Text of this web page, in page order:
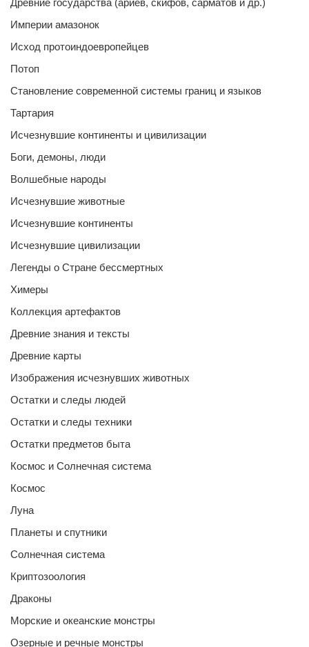
Древние государства (ариев, скифов, сарматов и др.)
Империи амазонок
Исход протоиндоевропейцев
Потоп
Становление современной системы границ и языков
Тартария
Исчезнувшие континенты и цивилизации
Боги, демоны, люди
Волшебные народы
Исчезнувшие животные
Исчезнувшие континенты
Исчезнувшие цивилизации
Легенды о Стране бессмертных
Химеры
Коллекция артефактов
Древние знания и тексты
Древние карты
Изображения исчезнувших животных
Остатки и следы людей
Остатки и следы техники
Остатки предметов быта
Космос и Солнечная система
Космос
Луна
Планеты и спутники
Солнечная система
Криптозоология
Драконы
Морские и океанские монстры
Озерные и речные монстры